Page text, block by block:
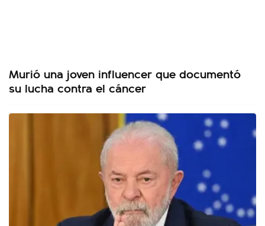
Murió una joven influencer que documentó
su lucha contra el cáncer